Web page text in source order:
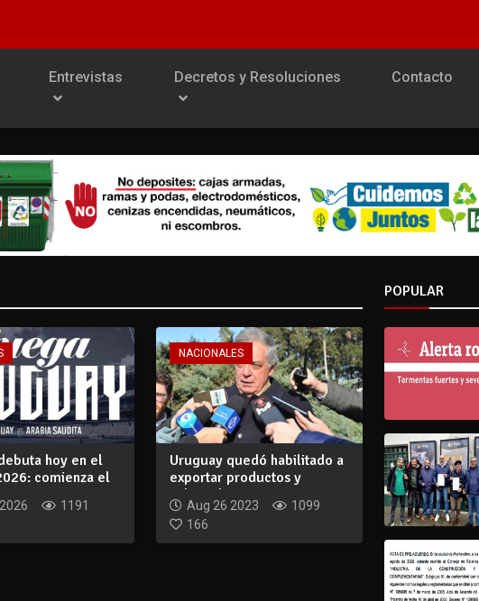
Entrevistas Decretos y Resoluciones Contacto
hoy en el
comienza el
1191
NACIONALES
Uruguay quedó habilitado a
exportar productos y
subproductos...
Aug 26 2023
1099
166
POPULAR